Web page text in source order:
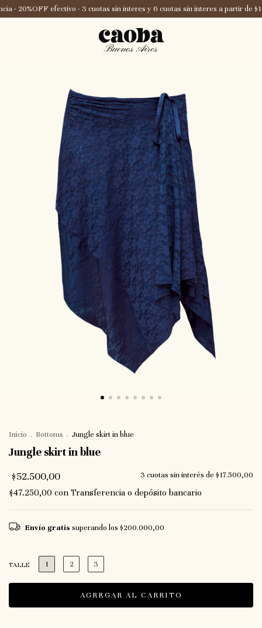
efectivo - 3 cuotas sin interes y 6 cuotas sin interes a partir de
Inicio . Bottoms . Jungle skirt in blue
Jungle skirt in blue
$52.500,00 3 cuotas sin interés de $17.500,00
$47.250,00 con Transferencia o depósito bancario
Envío gratis superando los $200.000,00
TALLE 1 2 3